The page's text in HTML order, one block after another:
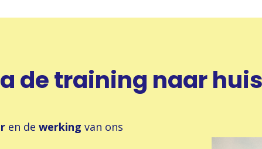
de training naar
en de werking van ons